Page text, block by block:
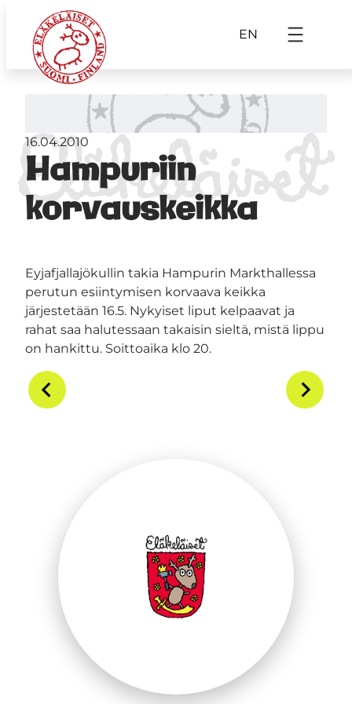
EN
Hampuriin
korvauskeikka
16.04.2010
Eyjafjallajökullin takia Hampurin Markthallessa
perutun esiintymisen korvaava keikka
järjestetään 16.5. Nykyiset liput kelpaavat ja
rahat saa halutessaan takaisin sieltä, mistä lippu
on hankittu. Soittoaika klo 20.